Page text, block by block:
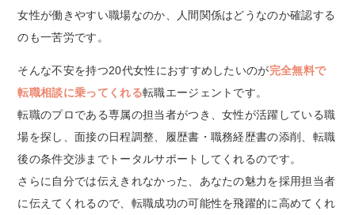
女性が働きやすい職場なのか、人間関係はどうなのか確認する
のも一苦労です。
そんな不安を持つ20代女性におすすめしたいのが完全無料で
転職相談に乗ってくれる転職エージェントです。
転職のプロである専属の担当者がつき、女性が活躍している職
場を探し、面接の日程調整、履歴書・職務経歴書の添削、転職
後の条件交渉までトータルサポートしてくれるのです。
さらに自分では伝えきれなかった、あなたの魅力を採用担当者
に伝えてくれるので、転職成功の可能性を飛躍的に高めてくれ